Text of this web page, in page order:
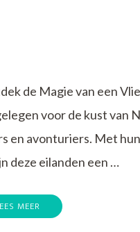
de Magie van een
voor de kust
en avonturiers. Met
deze eilanden een …
MEER